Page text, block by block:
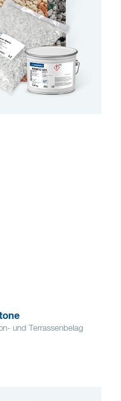
und Terrassenbelag